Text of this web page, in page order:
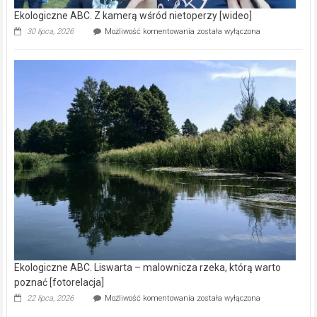
Ekologiczne ABC. Z kamerą wśród nietoperzy [wideo]
30 lipca, 2026 Możliwość komentowania Ekologiczne
kamerą
wśród
została wyłączona
Ekologiczne ABC. Liswarta – malownicza rzeka, którą warto
poznać [fotorelacja]
22 lipca, 2026 Możliwość komentowania Ekologiczne
została wyłączona